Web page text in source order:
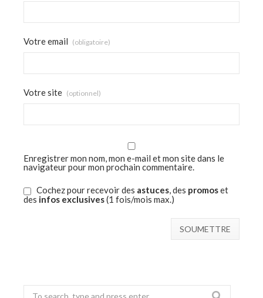
Votre email (obligatoire)
Votre site (optionnel)
Enregistrer mon nom, mon e-mail et mon site dans le
navigateur pour mon prochain commentaire.
Cochez pour recevoir des astuces, des promoset
des infos exclusives(1 fois/mois max.)
Search